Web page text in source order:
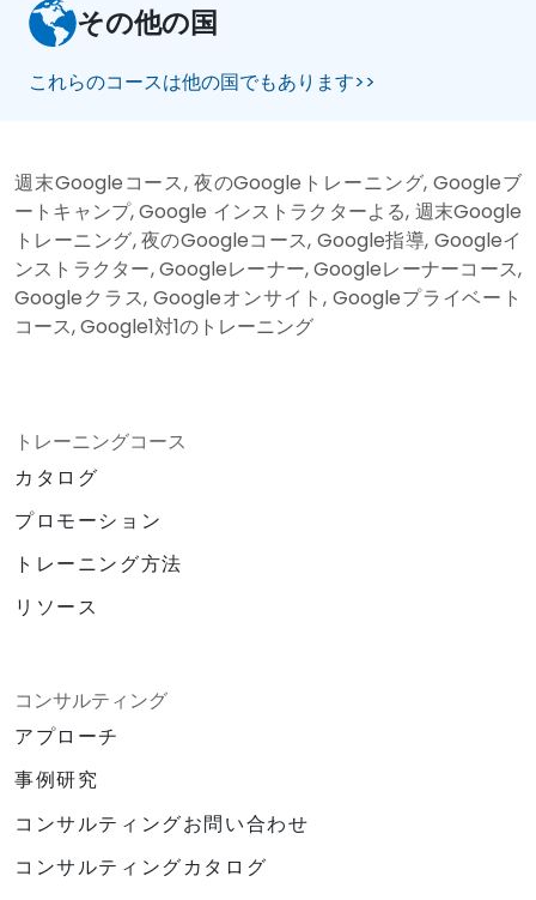
その他の国
これらのコースは他の国でもあります>>
週末Googleコース, 夜のGoogleトレーニング, Googleブ
ートキャンプ, Google インストラクターよる, 週末Google
トレーニング, 夜のGoogleコース, Google指導, Googleイ
ンストラクター, Googleレーナー, Googleレーナーコース,
Googleクラス, Googleオンサイト, Googleプライベート
コース, Google1対1のトレーニング
トレーニングコース
カタログ
プロモーション
トレーニング方法
リソース
コンサルティング
アプローチ
事例研究
コンサルティングお問い合わせ
コンサルティングカタログ